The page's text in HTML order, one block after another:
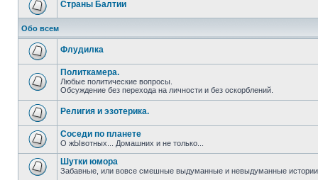
Страны Балтии
Обо всем
Флудилка
Политкамера.
Любые политические вопросы.
Обсуждение без перехода на личности и без оскорблений.
Религия и эзотерика.
Соседи по планете
О жЫвотных... Домашних и не только...
Шутки юмора
Забавные, или вовсе смешные выдуманные и невыдуманные